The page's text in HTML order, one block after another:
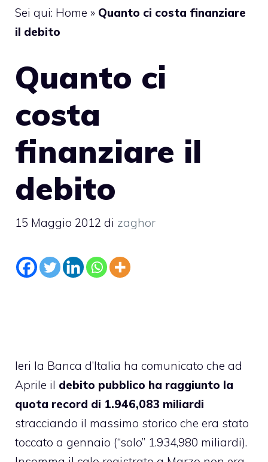
Sei qui: Home » Quanto ci costa finanziare
il debito
Quanto ci
costa
finanziare il
debito
15 Maggio 2012 di zaghor
Ieri la Banca d’Italia ha comunicato che ad
Aprile il debito pubblico ha raggiunto la
quota record di 1.946,083 miliardi
stracciando il massimo storico che era stato
toccato a gennaio (“solo” 1.934,980 miliardi).